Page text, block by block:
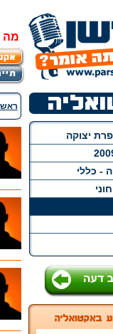
מה
יצוקה
- כללי